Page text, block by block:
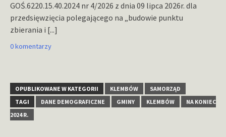
GOŚ.6220.15.40.2024 nr 4/2026 z dnia 09 lipca 2026r. dla
przedsięwzięcia polegającego na „budowie punktu
zbierania i [...]
0 komentarzy
OPUBLIKOWANE W KATEGORII KLEMBÓW
SAMORZĄD
TAGI
DANE DEMOGRAFICZNE GMINY KLEMBÓW
NA KONIEC
2024 R.